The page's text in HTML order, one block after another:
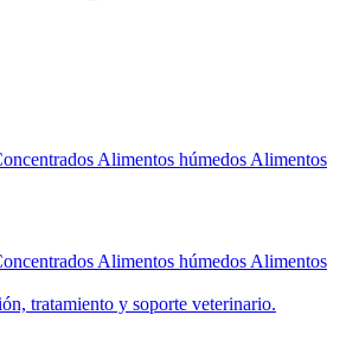
Alimentos húmedos Alimentos
Alimentos húmedos Alimentos
tratamiento y soporte veterinario.